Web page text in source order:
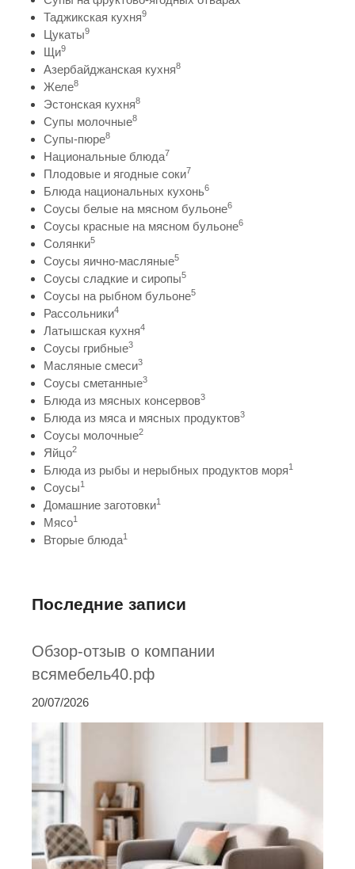
Таджикская кухня9
Цукаты9
Щи9
Азербайджанская кухня8
Желе8
Эстонская кухня8
Супы молочные8
Супы-пюре8
Национальные блюда7
Плодовые и ягодные соки7
Блюда национальных кухонь6
Соусы белые на мясном бульоне6
Соусы красные на мясном бульоне6
Солянки5
Соусы яично-масляные5
Соусы сладкие и сиропы5
Соусы на рыбном бульоне5
Рассольники4
Латышская кухня4
Соусы грибные3
Масляные смеси3
Соусы сметанные3
Блюда из мясных консервов3
Блюда из мяса и мясных продуктов3
Соусы молочные2
Яйцо2
Блюда из рыбы и нерыбных продуктов моря1
Соусы1
Домашние заготовки1
Мясо1
Вторые блюда1
Последние записи
Обзор-отзыв о компании
всямебель40.рф
20/07/2026